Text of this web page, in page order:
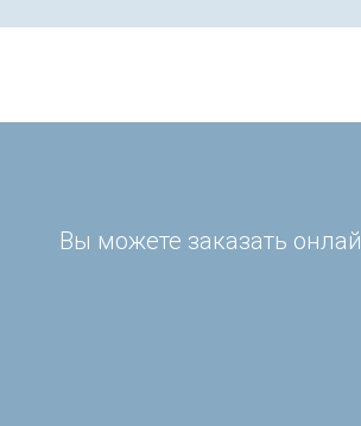
Вы можете заказать